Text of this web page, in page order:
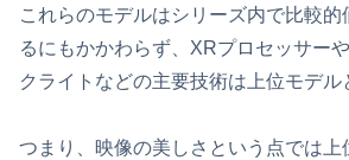
これらのモデルはシリーズ内で比較
るにもかかわらず、XRプロセッサー
クライトなどの主要技術は上位モデル
つまり、映像の美しさという点では上